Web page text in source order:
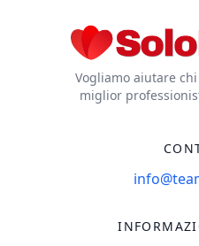
Vogliamo aiutare
miglior